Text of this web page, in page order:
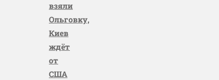
взяли
Ольговку,
Киев
ждёт
от
США